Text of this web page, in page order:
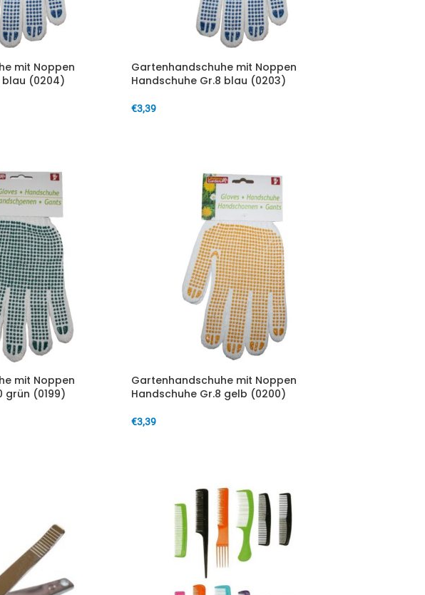
mit Noppen
blau (0204)
Gartenhandschuhe mit Noppen
Handschuhe Gr.8 blau (0203)
€3,39
mit Noppen
grün (0199)
Gartenhandschuhe mit Noppen
Handschuhe Gr.8 gelb (0200)
€3,39